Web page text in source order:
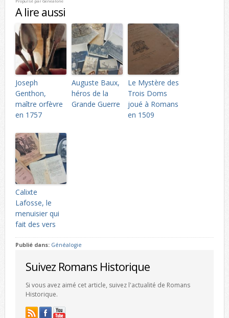
Propulsé par Genealone
A lire aussi
Joseph
Genthon,
maître orfèvre
en 1757
Auguste Baux,
héros de la
Grande Guerre
Le Mystère des
Trois Doms
joué à Romans
en 1509
Calixte
Lafosse, le
menuisier qui
fait des vers
Publié dans: Généalogie
Suivez Romans Historique
Si vous avez aimé cet article, suivez l'actualité de Romans
Historique.